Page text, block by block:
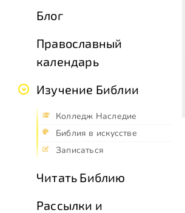
Блог
Православный
календарь
Изучение Библии
Колледж Наследие
Библия в искусстве
Записаться
Читать Библию
Рассылки и